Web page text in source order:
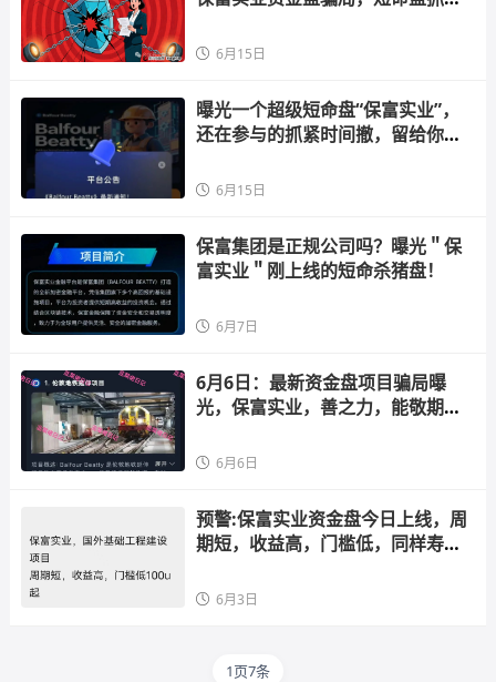
6月15日
曝光一个超级短命盘“保富实业”，
还在参与的抓紧时间撤，留给你们
6月15日
保富集团是正规公司吗？曝光＂保
富实业＂刚上线的短命杀猪盘！
6月7日
6月6日：最新资金盘项目骗局曝
光，保富实业，善之力，能敬期
能卷钱跑路
6月6日
预警:保富实业资金盘今日上线，周
期短，收益高，门槛低，同样寿命
6月3日
1页7条